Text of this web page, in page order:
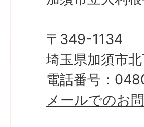
〒349-1134
埼玉県加須市
電話番号：
メールでのお